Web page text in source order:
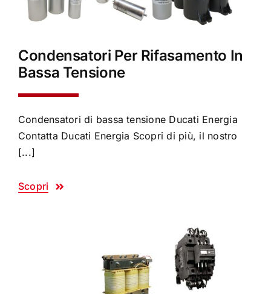
Condensatori Per Rifasamento In
Bassa Tensione
Condensatori di bassa tensione Ducati Energia
Contatta Ducati Energia Scopri di più, il nostro
[...]
Scopri